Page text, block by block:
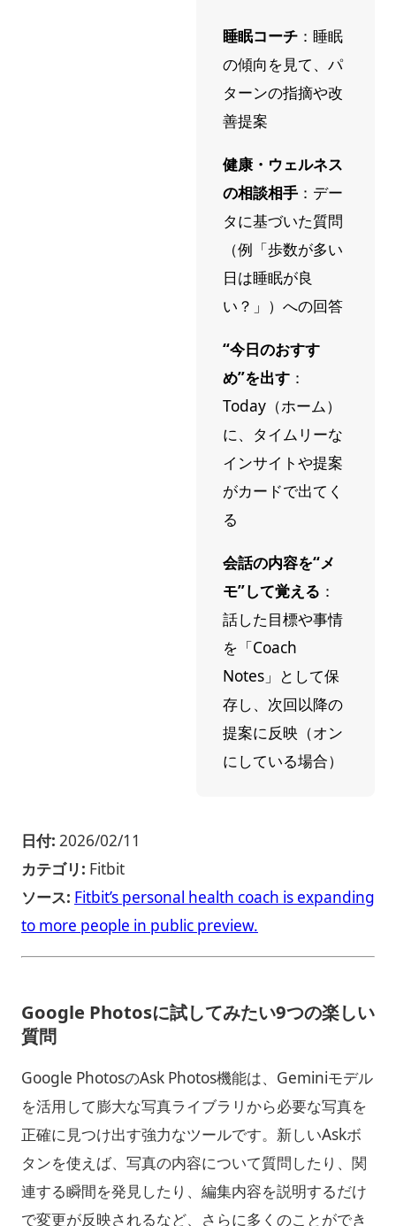
睡眠コーチ ：睡眠
の傾向を見て、パ
ターンの指摘や改
善提案
健康・ウェルネス
の相談相手 ：デー
タに基づいた質問
（例「歩数が多い
日は睡眠が良
い？」）への回答
“今日のおすす
め”を出す ：
Today（ホーム）
に、タイムリーな
インサイトや提案
がカードで出てく
る
会話の内容を“メ
モ”して覚える ：
話した目標や事情
を「Coach
Notes」として保
存し、次回以降の
提案に反映（オン
にしている場合）
日付: 2026/02/11
カテゴリ: Fitbit
ソース: Fitbit’s personal health coach is expanding
to more people in public preview.
Google Photosに試してみたい9つの楽しい
質問
Google PhotosのAsk Photos機能は、Geminiモデル
を活用して膨大な写真ライブラリから必要な写真を
正確に見つけ出す強力なツールです。新しいAskボ
タンを使えば、写真の内容について質問したり、関
連する瞬間を発見したり、編集内容を説明するだけ
で変更が反映されるなど、さらに多くのことができ